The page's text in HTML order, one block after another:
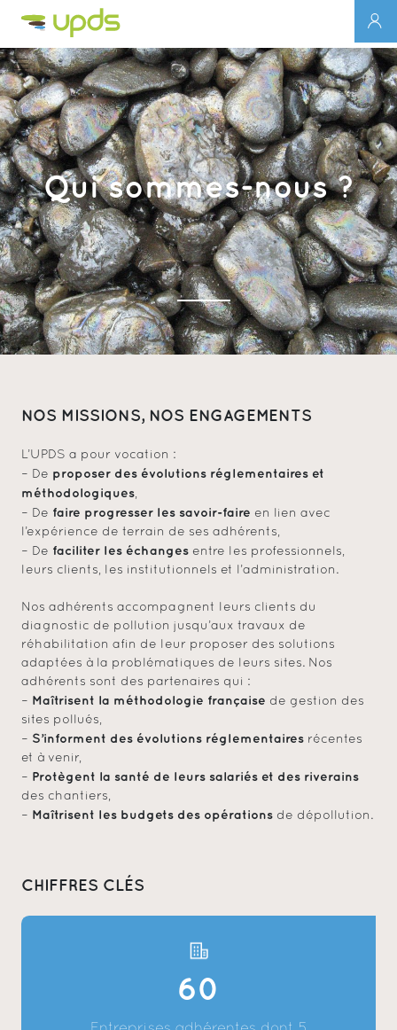
Qui sommes-nous ?
NOS MISSIONS, NOS ENGAGEMENTS
L’UPDS a pour vocation :
– De proposer des évolutions réglementaires et
méthodologiques,
– De faire progresser les savoir-faire en lien avec
l’expérience de terrain de ses adhérents,
– De faciliter les échanges entre les professionnels,
leurs clients, les institutionnels et l’administration.
Nos adhérents accompagnent leurs clients du
diagnostic de pollution jusqu’aux travaux de
réhabilitation afin de leur proposer des solutions
adaptées à la problématiques de leurs sites. Nos
adhérents sont des partenaires qui :
– Maîtrisent la méthodologie française de gestion des
sites pollués,
– S’informent des évolutions réglementaires récentes
et à venir,
– Protègent la santé de leurs salariés et des riverains
des chantiers,
– Maîtrisent les budgets des opérations de dépollution.
CHIFFRES CLÉS
60